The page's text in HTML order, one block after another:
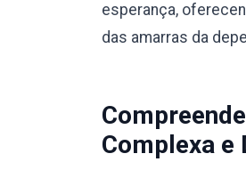
esperança,
das amarras da
Complexa e